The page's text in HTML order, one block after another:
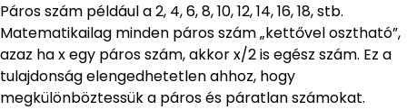
Páros szám például a 2, 4, 6, 8, 10, 12, 14, 16, 18, stb.
Matematikailag minden páros szám „kettővel osztható”,
azaz ha x egy páros szám, akkor x/2 is egész szám. Ez a
tulajdonság elengedhetetlen ahhoz, hogy
megkülönböztessük a páros és páratlan számokat.